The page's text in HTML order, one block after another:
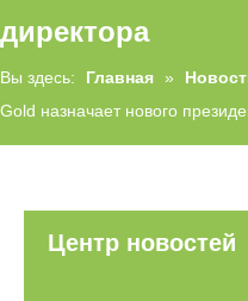
директора
Вы здесь: Главная »
Gold назначает нового
Центр новостей